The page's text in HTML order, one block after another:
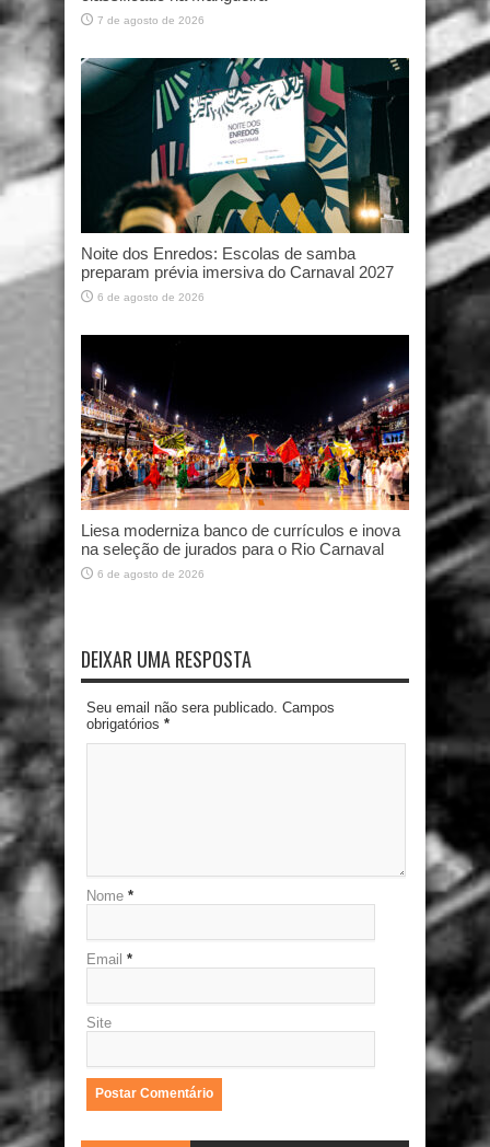
7 de agosto de 2026
Noite dos Enredos: Escolas de samba
preparam prévia imersiva do Carnaval 2027
6 de agosto de 2026
Liesa moderniza banco de currículos e inova
na seleção de jurados para o Rio Carnaval
6 de agosto de 2026
DEIXAR UMA RESPOSTA
Seu email não sera publicado. Campos
obrigatórios *
Nome *
Email *
Site